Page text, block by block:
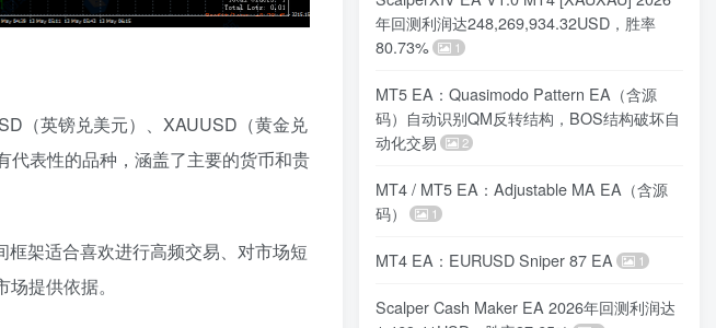
（英镑兑美元）、XAUUSD（黄金兑
代表性的品种，涵盖了主要的货币和贵
架适合喜欢进行高频交易、对市场短
提供依据。
年回测利润达248,269,934.32USD，胜率
80.73%
1
MT5 EA：Quasimodo Pattern EA（含源
码）自动识别QM反转结构，BOS结构破坏自
动化交易
2
MT4 / MT5 EA：Adjustable MA EA（含源
码）
1
MT4 EA：EURUSD Sniper 87 EA 1
Scalper Cash Maker EA 2026年回测利润达